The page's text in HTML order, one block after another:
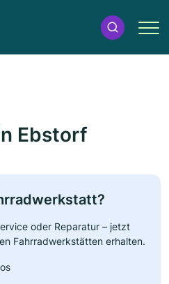
Ebstorf
oder Reparatur – jetzt
Fahrradwerkstätten erhalten.